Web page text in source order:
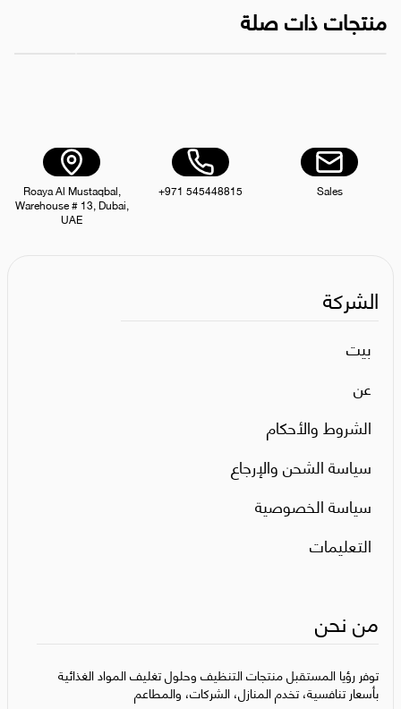
منتجات ذات صلة
أرز بسمتي XXXL من أنكل جيه زين، 39 كجم
Sales
+971 545448815
Roaya Al Mustaqbal,
Warehouse # 13, Dubai,
UAE
الشركة
بيت
عن
الشروط والأحكام
سياسة الشحن والإرجاع
سياسة الخصوصية
التعليمات
من نحن
توفر رؤيا المستقبل منتجات التنظيف وحلول تغليف المواد الغذائية
بأسعار تنافسية، تخدم المنازل، الشركات، والمطاعم